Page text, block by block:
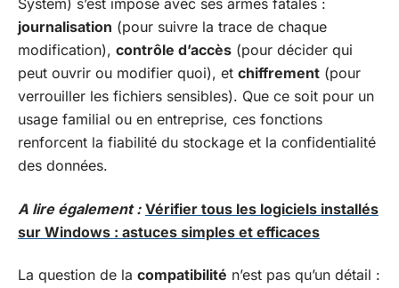
System) s’est imposé avec ses armes fatales :
journalisation (pour suivre la trace de chaque
modification), contrôle d’accès (pour décider qui
peut ouvrir ou modifier quoi), et chiffrement (pour
verrouiller les fichiers sensibles). Que ce soit pour un
usage familial ou en entreprise, ces fonctions
renforcent la fiabilité du stockage et la confidentialité
des données.
A lire également : Vérifier tous les logiciels installés
sur Windows : astuces simples et efficaces
La question de la compatibilité n’est pas qu’un détail :